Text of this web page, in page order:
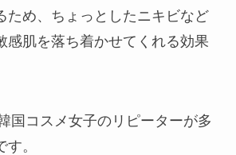
ため、ちょっとしたニキビなど
感肌を落ち着かせてくれる効果
国コスメ女子のリピーターが多
。